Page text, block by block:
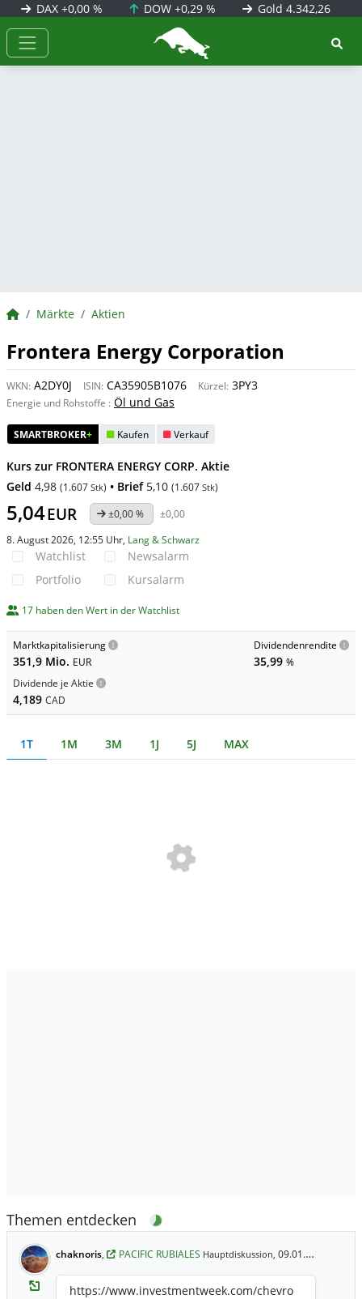
DAX +0,00 % DOW+0,29 % Gold 4.342,26
BörsenNEWS.de
BörsenNEWS.de
Märkte Aktien
Frontera Energy Corporation
WKN: A2DY0J ISIN: CA35905B1076 Kürzel: 3PY3
Energie und Rohstoffe : Öl und Gas
SMARTBROKER+ Kaufen Verkauf
Kurs zur FRONTERA ENERGY CORP. Aktie
Geld 4,98 (1.607 Stk) • Brief 5,10 (1.607 Stk)
5,04EUR ±0,00 %
±0,00
8. August 2026, 12:55 Uhr, Lang & Schwarz
Watchlist
Portfolio
Newsalarm
Kursalarm
17 haben den Wert in der Watchlist
Marktkapitalisierung
351,9 Mio. EUR
Dividendenrendite
35,99 %
Dividende je Aktie
4,189 CAD
1T 1M 3M 1J 5J MAX
Themen entdecken
chaknoris, PACIFIC RUBIALES Hauptdiskussion, 09.01.2026 10:19 Uhr
https://www.investmentweek.com/chevro